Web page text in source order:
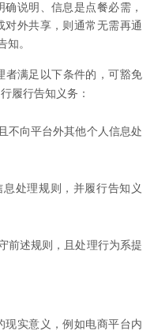
说明、信息是点餐必需，
对外共享，则通常无需再通
知。
者满足以下条件的，可豁免
履行告知义务：
不向平台外其他个人信息处
息处理规则，并履行告知义
前述规则，且处理行为系提
实意义，例如电商平台内